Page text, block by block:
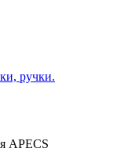
APECS